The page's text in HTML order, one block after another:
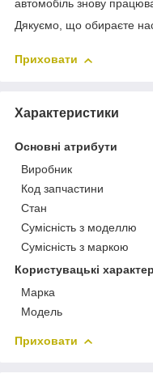
автомобіль знову
Дякуємо, що обираєте
Приховати
Характеристики
Основні атрибути
Виробник
Код запчастини
Стан
Сумісність з моделлю
Сумісність з маркою
Користувацькі
Марка
Модель
Приховати